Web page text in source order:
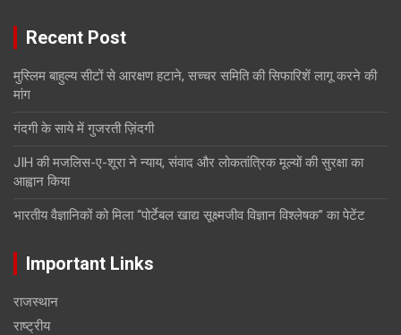
Recent Post
मुस्लिम बाहुल्य सीटों से आरक्षण हटाने, सच्चर समिति की सिफारिशें लागू करने की
मांग
गंदगी के साये में गुजरती ज़िंदगी
JIH की मजलिस-ए-शूरा ने न्याय, संवाद और लोकतांत्रिक मूल्यों की सुरक्षा का
आह्वान किया
भारतीय वैज्ञानिकों को मिला “पोर्टेबल खाद्य सूक्ष्मजीव विज्ञान विश्लेषक” का पेटेंट
Important Links
राजस्थान
राष्ट्रीय